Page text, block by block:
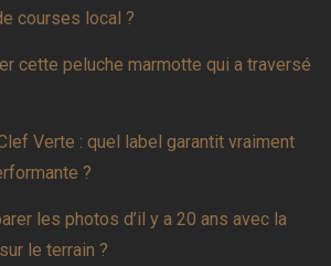
courses local ?
cette peluche marmotte qui a traversé
Verte : quel label garantit vraiment
?
les photos d’il y a 20 ans avec la
le terrain ?